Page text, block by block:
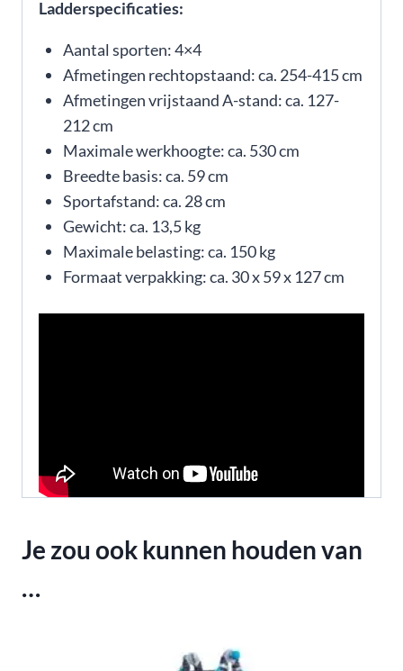
Ladderspecificaties:
Aantal sporten: 4×4
Afmetingen rechtopstaand: ca. 254-415 cm
Afmetingen vrijstaand A-stand: ca. 127-
212 cm
Maximale werkhoogte: ca. 530 cm
Breedte basis: ca. 59 cm
Sportafstand: ca. 28 cm
Gewicht: ca. 13,5 kg
Maximale belasting: ca. 150 kg
Formaat verpakking: ca. 30 x 59 x 127 cm
Je zou ook kunnen houden van
…